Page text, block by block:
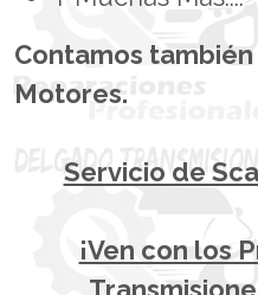
Contamos
Motores.
Servicio de
¡Ven con los